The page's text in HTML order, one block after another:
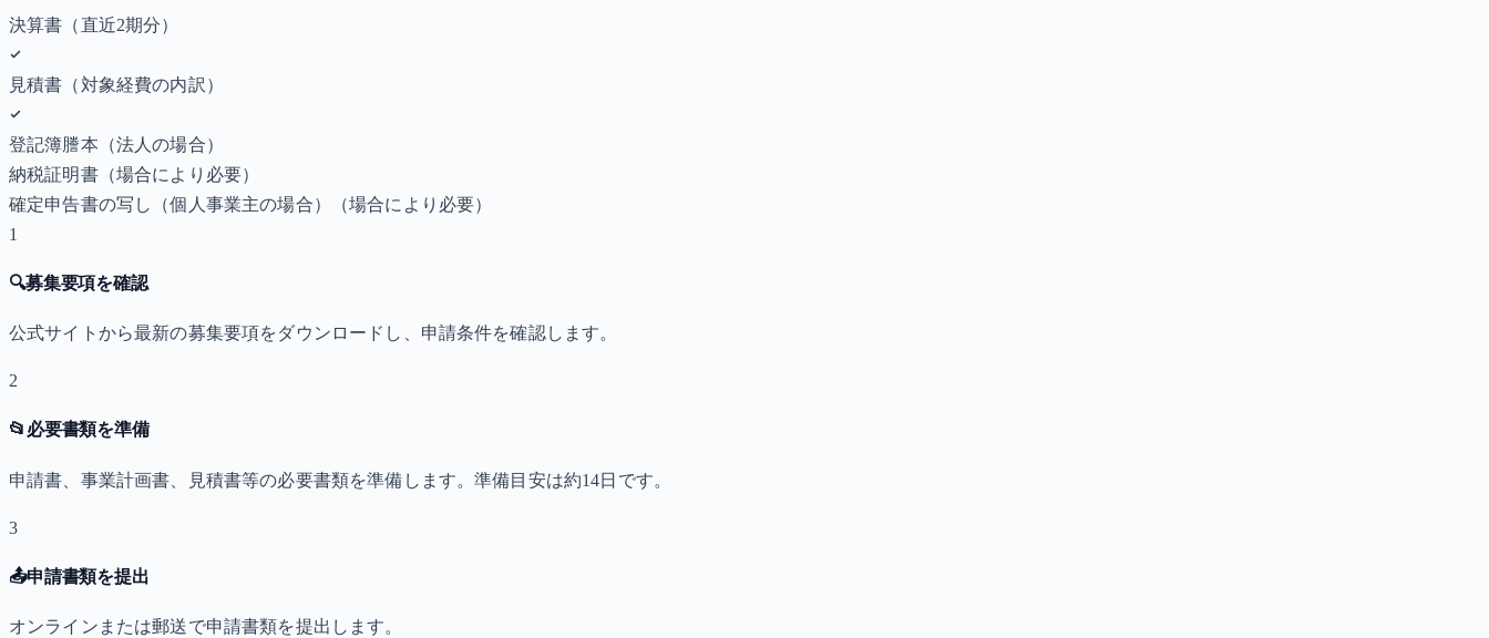
決算書（直近2期分）
見積書（対象経費の内訳）
登記簿謄本（法人の場合）
納税証明書（場合により必要）
確定申告書の写し（個人事業主の場合）
（場合により必要）
1
🔍募集要項を確認
公式サイトから最新の募集要項をダウンロードし、申請条件を確認します。
2
📂 必要書類を準備
申請書、事業計画書、見積書等の必要書類を準備します。準備目安は約14日です。
3
📤申請書類を提出
オンラインまたは郵送で申請書類を提出します。